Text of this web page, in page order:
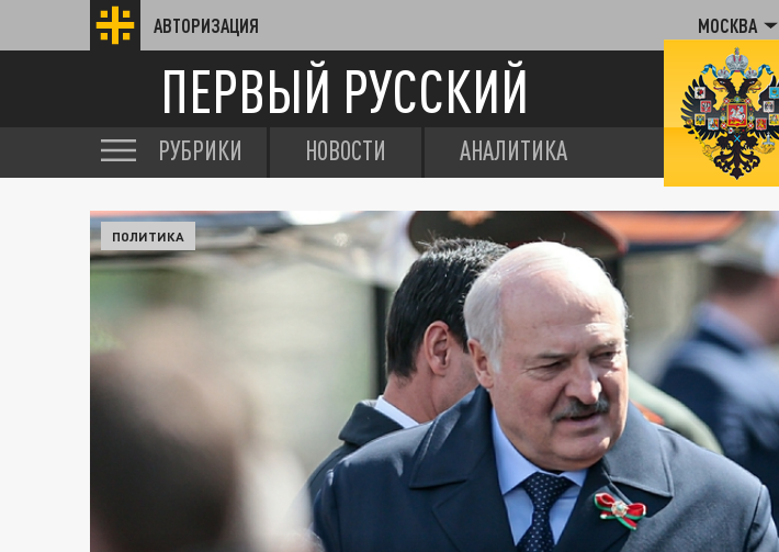
АВТОРИЗАЦИЯ МОСКВА
ПЕРВЫЙ РУССКИЙ
РУБРИКИ НОВОСТИ АНАЛИТИКА
ПОЛИТИКА